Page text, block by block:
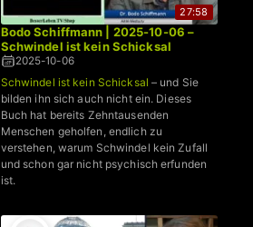
27:58
Bodo Schiffmann | 2025-10-06 –
Schwindel ist kein Schicksal
2025-10-06
Schwindel ist kein Schicksal – und Sie
bilden ihn sich auch nicht ein. Dieses
Buch hat bereits Zehntausenden
Menschen geholfen, endlich zu
verstehen, warum Schwindel kein Zufall
und schon gar nicht psychisch erfunden
ist.